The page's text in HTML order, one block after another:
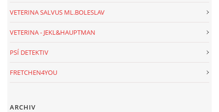
VETERINA SALVUS ML.BOLESLAV
VETERINA - JEKL&HAUPTMAN
PSÍ DETEKTIV
FRETCHEN4YOU
ARCHIV